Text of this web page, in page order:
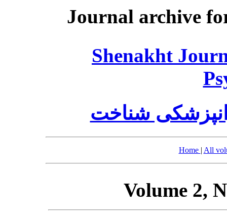
Journal archive
Shenakht
شناخت
Home | All
Volume 2,